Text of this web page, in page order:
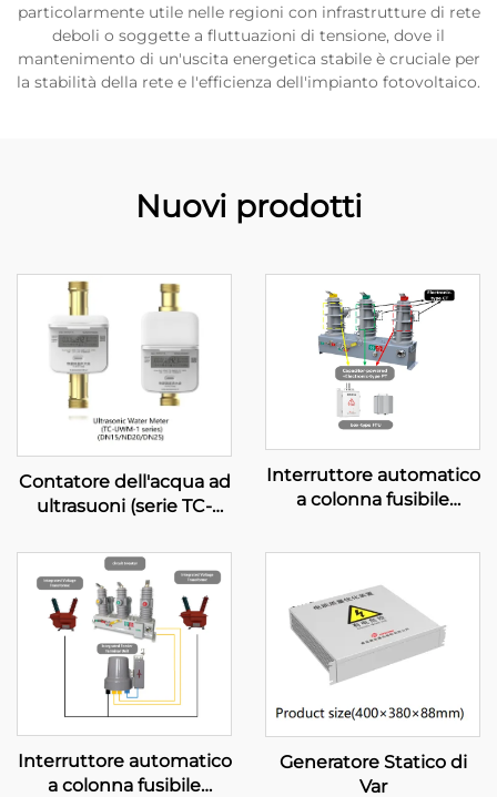
particolarmente utile nelle regioni con infrastrutture di rete
deboli o soggette a fluttuazioni di tensione, dove il
mantenimento di un'uscita energetica stabile è cruciale per
la stabilità della rete e l'efficienza dell'impianto fotovoltaico.
Nuovi prodotti
Contatore dell'acqua ad
ultrasuoni (serie TC-
Interruttore automatico
a colonna fusibile
condensatore)
Interruttore automatico
a colonna fusibile
Generatore Statico di
Var